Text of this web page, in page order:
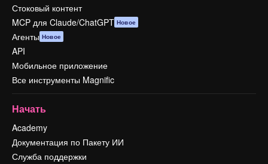
Стоковый контент
MCP для Claude/ChatGPT Новое
Агенты Новое
API
Мобильное приложение
Все инструменты Magnific
Начать
Academy
Документация по Пакету ИИ
Служба поддержки